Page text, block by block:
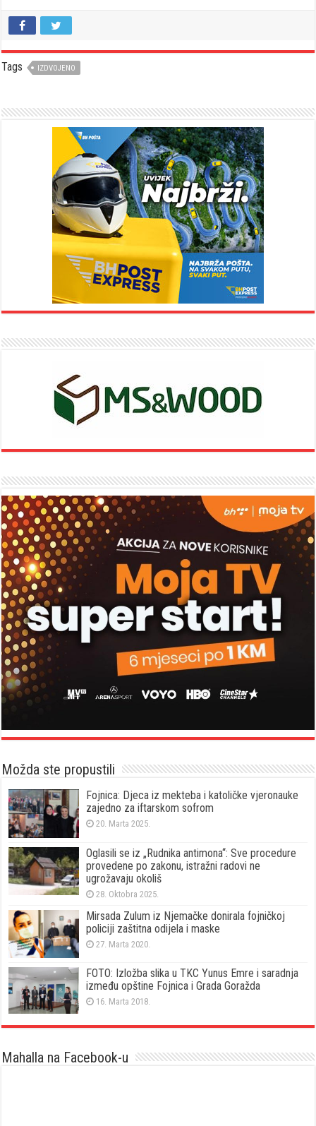
Tags IZDVOJENO
Možda ste propustili
Fojnica: Djeca iz mekteba i katoličke vjeronauke
zajedno za iftarskom sofrom
20. Marta 2025.
Oglasili se iz „Rudnika antimona“: Sve procedure
provedene po zakonu, istražni radovi ne
ugrožavaju okoliš
28. Oktobra 2025.
Mirsada Zulum iz Njemačke donirala fojničkoj
policiji zaštitna odijela i maske
27. Marta 2020.
FOTO: Izložba slika u TKC Yunus Emre i saradnja
između opštine Fojnica i Grada Goražda
16. Marta 2018.
Mahalla na Facebook-u